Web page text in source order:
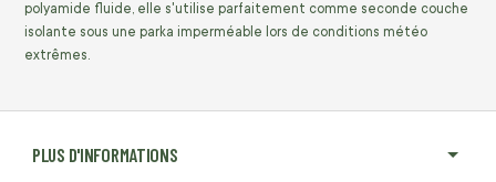
PLUS D'INFORMATIONS
polyamide fluide, elle s'utilise parfaitement comme seconde couche
isolante sous une parka imperméable lors de conditions météo
extrêmes.